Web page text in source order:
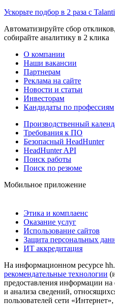
Ускорьте подбор в 2 раза с
Автоматизируйте сбор
собирайте аналитику в 2 клика
О компании
Наши вакансии
Партнерам
Реклама на сайте
Новости и статьи
Инвесторам
Кандидаты по профессиям
Производственный
Требования к ПО
Безопасный HeadHunter
HeadHunter API
Поиск работы
Поиск по резюме
Мобильное приложение
Этика и комплаенс
Оказание услуг
Использование сайтов
Защита персональных
ИТ аккредитация
На информационном ресурсе
рекомендательные технологии
предоставления информации на
и анализа сведений,
пользователей сети